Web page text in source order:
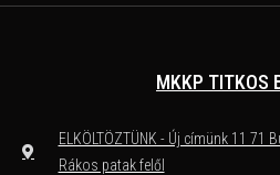
MKKP TITKOS
ELKÖLTÖZTÜNK - Új címünk 11 71
Rákos patak felől